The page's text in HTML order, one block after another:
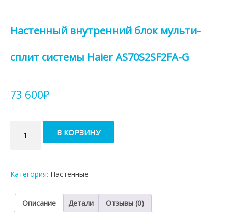
Настенный внутренний блок мульти-
сплит системы Haier AS70S2SF2FA-G
73 600₽
товара
Настенный
мульти-
системы
Haier
В КОРЗИНУ
Категория: Настенные
Описание Детали Отзывы (0)